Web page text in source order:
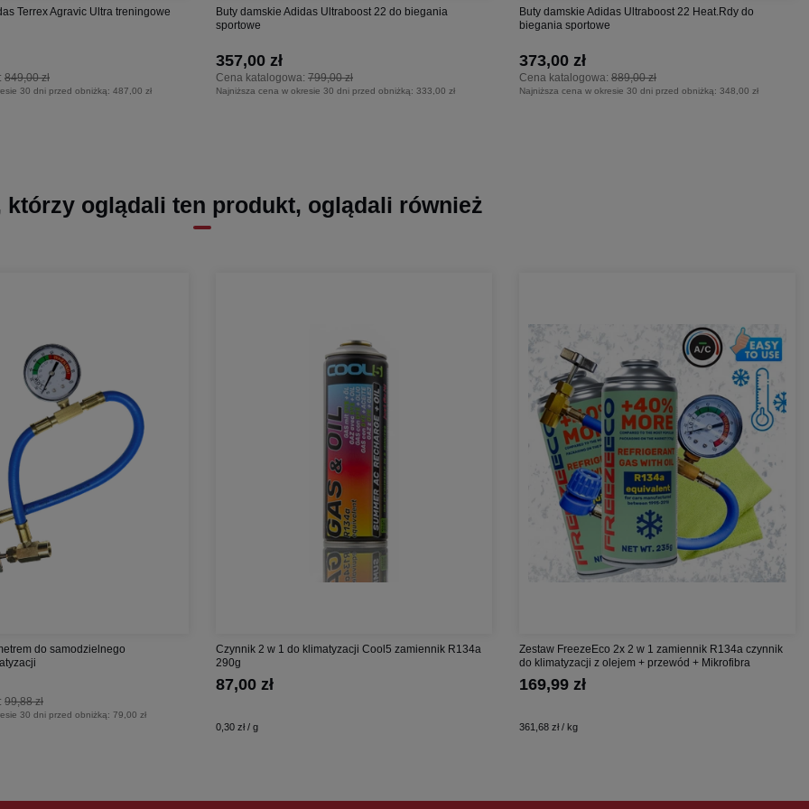
Terrex Agravic Ultra treningowe
849,00 zł
30 dni przed obniżką: 487,00 zł
Buty damskie Adidas Ultraboost 22 do biegania
sportowe
Cena katalogowa: 799,00 zł
357,00 zł
Najniższa cena w okresie 30 dni przed obniżką: 333,00 zł
Buty damskie Adidas Ultraboost 22 Heat.Rdy do
biegania sportowe
Cena katalogowa: 889,00 zł
373,00 zł
Najniższa cena w okresie 30 dni przed obniżką: 348,00 zł
którzy oglądali ten produkt, oglądali również
do samodzielnego
99,88 zł
30 dni przed obniżką: 79,00 zł
Czynnik 2 w 1 do klimatyzacji Cool5 zamiennik R134a
290g
87,00 zł
0,30 zł / g
Zestaw FreezeEco 2x 2 w 1 zamiennik R134a czynnik
do klimatyzacji z olejem + przewód + Mikrofibra
169,99 zł
361,68 zł / kg